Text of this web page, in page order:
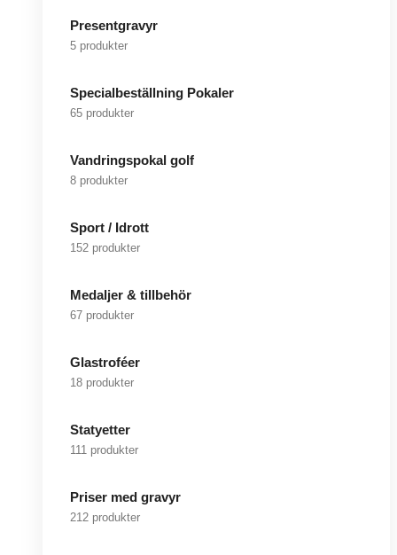
Presentgravyr
5 produkter
Specialbeställning Pokaler
65 produkter
Vandringspokal golf
8 produkter
Sport / Idrott
152 produkter
Medaljer & tillbehör
67 produkter
Glastroféer
18 produkter
Statyetter
111 produkter
Priser med gravyr
212 produkter